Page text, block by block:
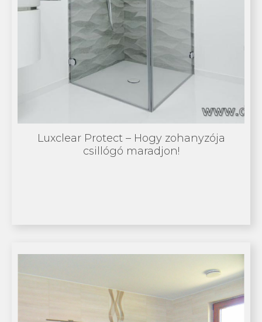
Luxclear Protect – Hogy zohanyzója
csillógó maradjon!